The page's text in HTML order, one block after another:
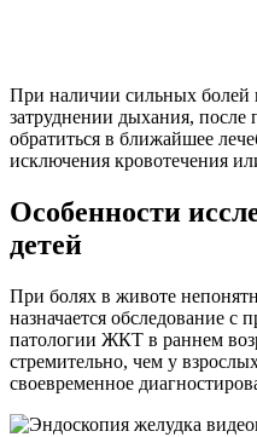
При наличии сильных болей
затруднении дыхания,
обратиться в ближайшее
исключения кровотечения
Особенности
детей
При болях в животе
назначается обследование с
патологии ЖКТ в раннем
стремительно, чем у
своевременное